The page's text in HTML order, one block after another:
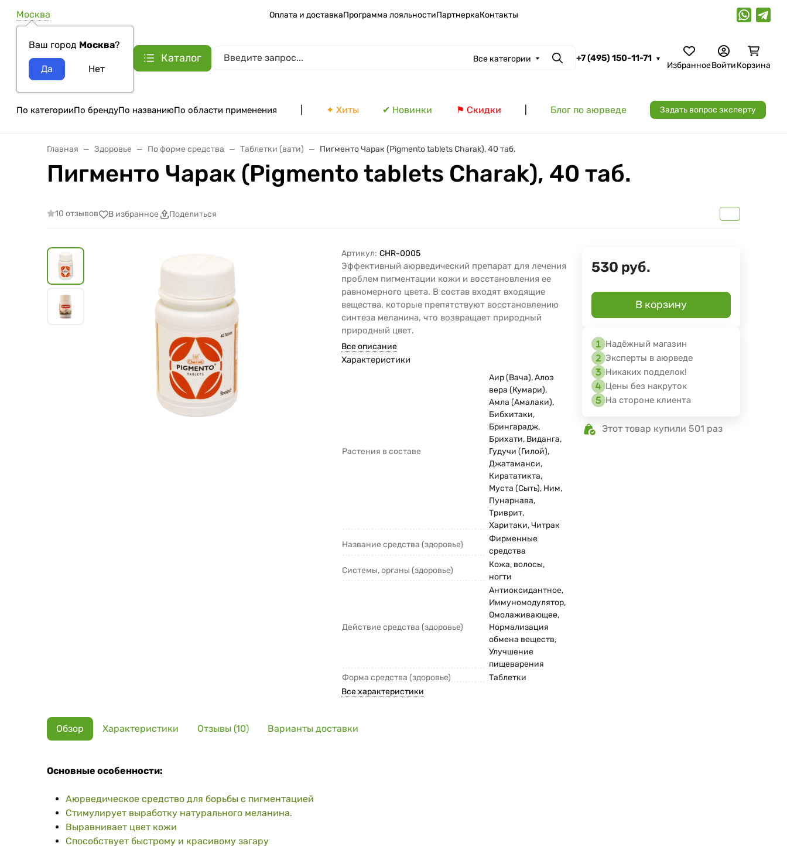
Москва
Ваш город Москва?
Оплата и доставкаПрограмма лояльностиПартнеркаКонтакты
Каталог Все категории Поиск
+7 (495) 150-11-71
ИзбранноеВойтиКорзина
По категорииПо брендуПо названиюПо области применения ✦ Хиты ✔ Новинки ⚑ Скидки Блог по аюрведе Задать вопрос эксперту
Главная Здоровье По форме средства Таблетки (вати) Пигменто Чарак (Pigmento tablets Charak), 40 таб.
Пигменто Чарак (Pigmento tablets Charak), 40 таб.
10 отзывов В избранное Поделиться
Артикул: CHR-0005
Эффективный аюрведический препарат для лечения
проблем пигментации кожи и восстановления ее
равномерного цвета. В состав входят входящие
вещества, которые препятствуют восстановлению
синтеза меланина, что возвращает природный
природный цвет.
Все описание
Характеристики
Растения в составе
Аир (Вача), Алоэ
вера (Кумари),
Амла (Амалаки),
Бибхитаки,
Брингарадж,
Брихати, Виданга,
Гудучи (Гилой),
Джатаманси,
Кирататикта,
Муста (Сыть), Ним,
Пунарнава,
Триврит,
Харитаки, Читрак
Название средства (здоровье)
Фирменные
средства
Системы, органы (здоровье)
Кожа, волосы,
ногти
Действие средства (здоровье)
Антиоксидантное,
Иммуномодулятор,
Омолаживающее,
Нормализация
обмена веществ,
Улучшение
пищеварения
Форма средства (здоровье)
Таблетки
Все характеристики
530 руб.
В корзину
Надёжный магазин
Эксперты в аюрведе
Никаких подделок!
Цены без накруток
На стороне клиента
Этот товар купили 501 раз
Обзор Характеристики Отзывы (10) Варианты доставки
Основные особенности:
Аюрведическое средство для борьбы с пигментацией
Стимулирует выработку натурального меланина.
Выравнивает цвет кожи
Способствует быстрому и красивому загару